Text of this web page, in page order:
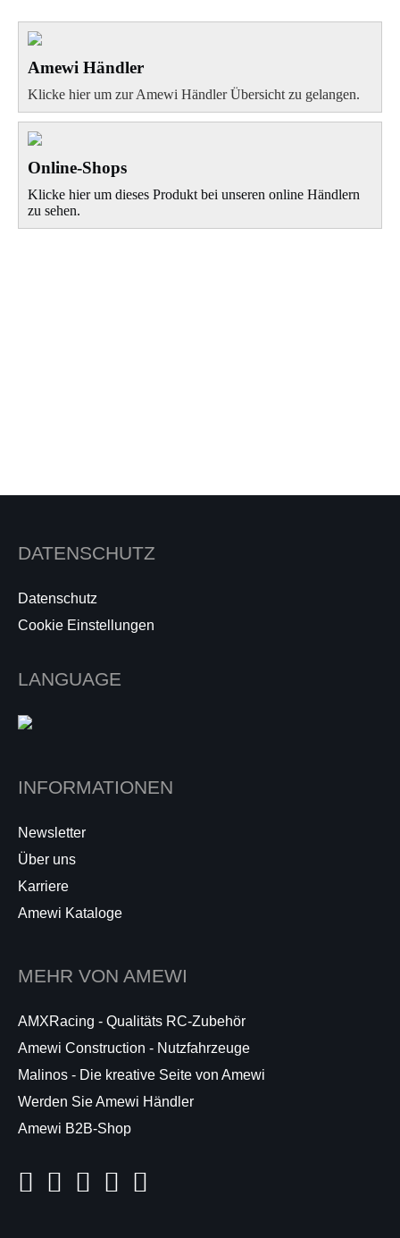
Amewi Händler
Klicke hier um zur Amewi Händler Übersicht zu gelangen.
Online-Shops
Klicke hier um dieses Produkt bei unseren online Händlern
zu sehen.
DATENSCHUTZ
Datenschutz
Cookie Einstellungen
LANGUAGE
INFORMATIONEN
Newsletter
Über uns
Karriere
Amewi Kataloge
MEHR VON AMEWI
AMXRacing - Qualitäts RC-Zubehör
Amewi Construction - Nutzfahrzeuge
Malinos - Die kreative Seite von Amewi
Werden Sie Amewi Händler
Amewi B2B-Shop